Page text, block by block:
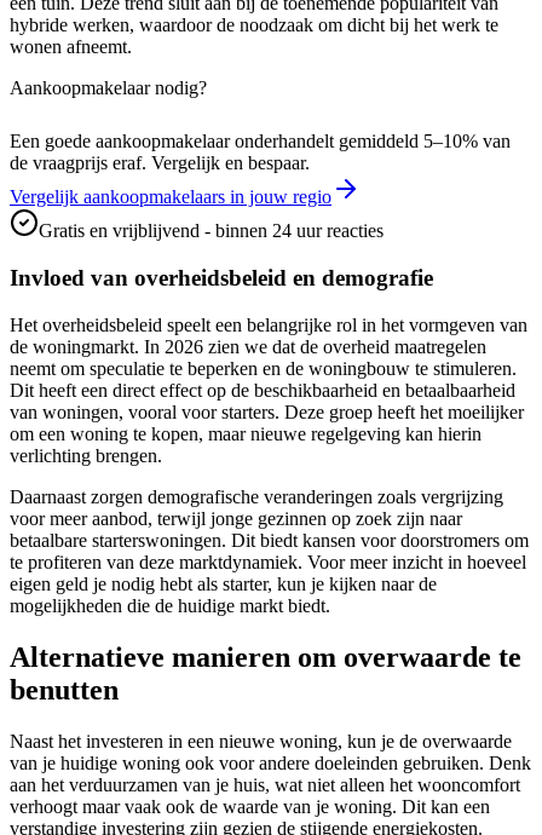
hybride werken, waardoor de noodzaak om dicht bij het werk te
wonen afneemt.
Aankoopmakelaar nodig?
Een goede aankoopmakelaar onderhandelt gemiddeld 5–10% van
de vraagprijs eraf. Vergelijk en bespaar.
Vergelijk aankoopmakelaars in jouw regio
Gratis en vrijblijvend - binnen 24 uur reacties
Invloed van overheidsbeleid en demografie
Het overheidsbeleid speelt een belangrijke rol in het vormgeven van
de woningmarkt. In 2026 zien we dat de overheid maatregelen
neemt om speculatie te beperken en de woningbouw te stimuleren.
Dit heeft een direct effect op de beschikbaarheid en betaalbaarheid
van woningen, vooral voor starters. Deze groep heeft het moeilijker
om een woning te kopen, maar nieuwe regelgeving kan hierin
verlichting brengen.
Daarnaast zorgen demografische veranderingen zoals vergrijzing
voor meer aanbod, terwijl jonge gezinnen op zoek zijn naar
betaalbare starterswoningen. Dit biedt kansen voor doorstromers om
te profiteren van deze marktdynamiek. Voor meer inzicht in hoeveel
eigen geld je nodig hebt als starter, kun je kijken naar de
mogelijkheden die de huidige markt biedt.
Alternatieve manieren om overwaarde te
benutten
Naast het investeren in een nieuwe woning, kun je de overwaarde
van je huidige woning ook voor andere doeleinden gebruiken. Denk
aan het verduurzamen van je huis, wat niet alleen het wooncomfort
verhoogt maar vaak ook de waarde van je woning. Dit kan een
verstandige investering zijn gezien de stijgende energiekosten.